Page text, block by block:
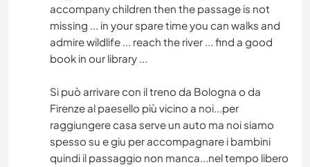
accompany children then the passage is not
missing ... in your spare time you can walks and
admire wildlife ... reach the river ... find a good
book in our library ...
Si può arrivare con il treno da Bologna o da
Firenze al paesello più vicino a noi...per
raggiungere casa serve un auto ma noi siamo
spesso su e giu per accompagnare i bambini
quindi il passaggio non manca...nel tempo libero